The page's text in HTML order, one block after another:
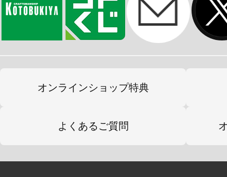
オンラインショップ特典
よくあるご質問